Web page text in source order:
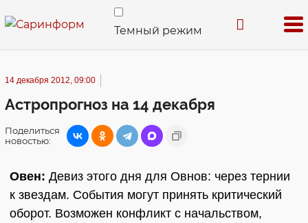
Темный режим
14 декабря 2012, 09:00
Астропрогноз на 14 декабря
Поделиться
новостью:
Овен: Девиз этого дня для Овнов: через тернии
к звездам. События могут принять критический
оборот. Возможен конфликт с начальством,